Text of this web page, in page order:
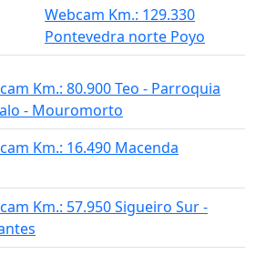
Webcam Km.: 129.330
Pontevedra norte Poyo
Km.: 80.900 Teo - Parroquia
- Mouromorto
Km.: 16.490 Macenda
Km.: 57.950 Sigueiro Sur -